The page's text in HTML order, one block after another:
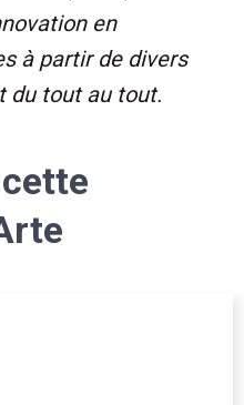
en
à partir de divers
du tout au tout.